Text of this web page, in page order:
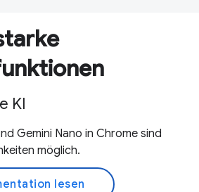
KI
Gemini Nano in Chrome sind
möglich.
lesen